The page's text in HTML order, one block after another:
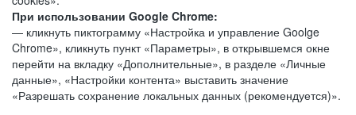
При использовании Google Chrome:
— кликнуть пиктограмму «Настройка и управление Goolge
Chrome», кликнуть пункт «Параметры», в открывшемся окне
перейти на вкладку «Дополнительные», в разделе «Личные
данные», «Настройки контента» выставить значение
«Разрешать сохранение локальных данных (рекомендуется)».